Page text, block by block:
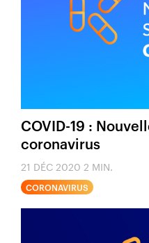
COVID-19 :
coronavirus
21 DÉC 2020 2 MIN.
CORONAVIRUS